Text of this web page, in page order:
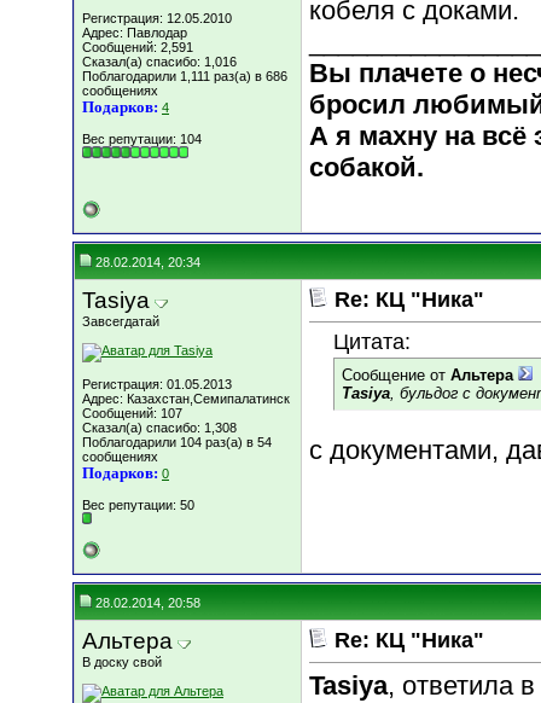
Регистрация: 12.05.2010
Адрес: Павлодар
Сообщений: 2,591
Сказал(а) спасибо: 1,016
Поблагодарили 1,111 раз(а) в 686
сообщениях
Подарков: 4
Вес репутации: 104
кобеля с доками.
Вы плачете о
бросил
А я махну на всё
собакой.
28.02.2014, 20:34
Tasiya
Завсегдатай
Регистрация: 01.05.2013
Адрес: Казахстан,Семипалатинск
Сообщений: 107
Сказал(а) спасибо: 1,308
Поблагодарили 104 раз(а) в 54
сообщениях
Подарков: 0
Вес репутации: 50
Re: КЦ "Ника"
Цитата:
Сообщение от Альтера
Tasiya, бульдог с
с документами,
28.02.2014, 20:58
Альтера
В доску свой
Re: КЦ "Ника"
Tasiya, ответила в